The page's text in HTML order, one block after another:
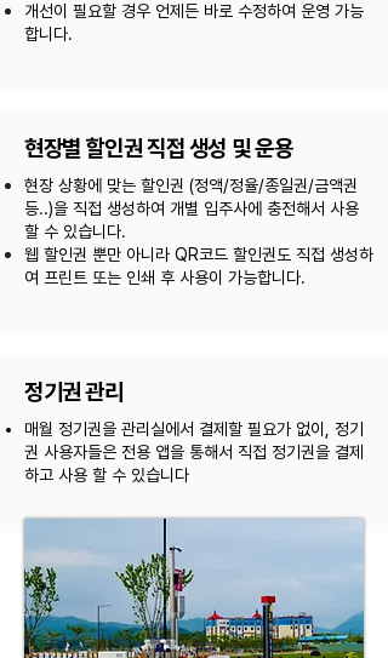
​개선이 필요할 경우 언제든 바로 수정하여 운영 가능
합니다.
​현장별 할인권 직접 생성 및 운용
현장 상황에 맞는 할인권 (정액/정율/종일권/금액권
등..)을 직접 생성하여 개별 입주사에 충전해서 사용
할 수 있습니다.
​웹 할인권 뿐만 아니라 QR코드 할인권도 직접 생성하
여 프린트 또는 인쇄 후 사용이 가능합니다.
정기권 관리
​매월 정기권을 관리실에서 결제할 필요가 없이, 정기
권 사용자들은 전용 앱을 통해서 직접 정기권을 결제
하고 사용 할 수 있습니다